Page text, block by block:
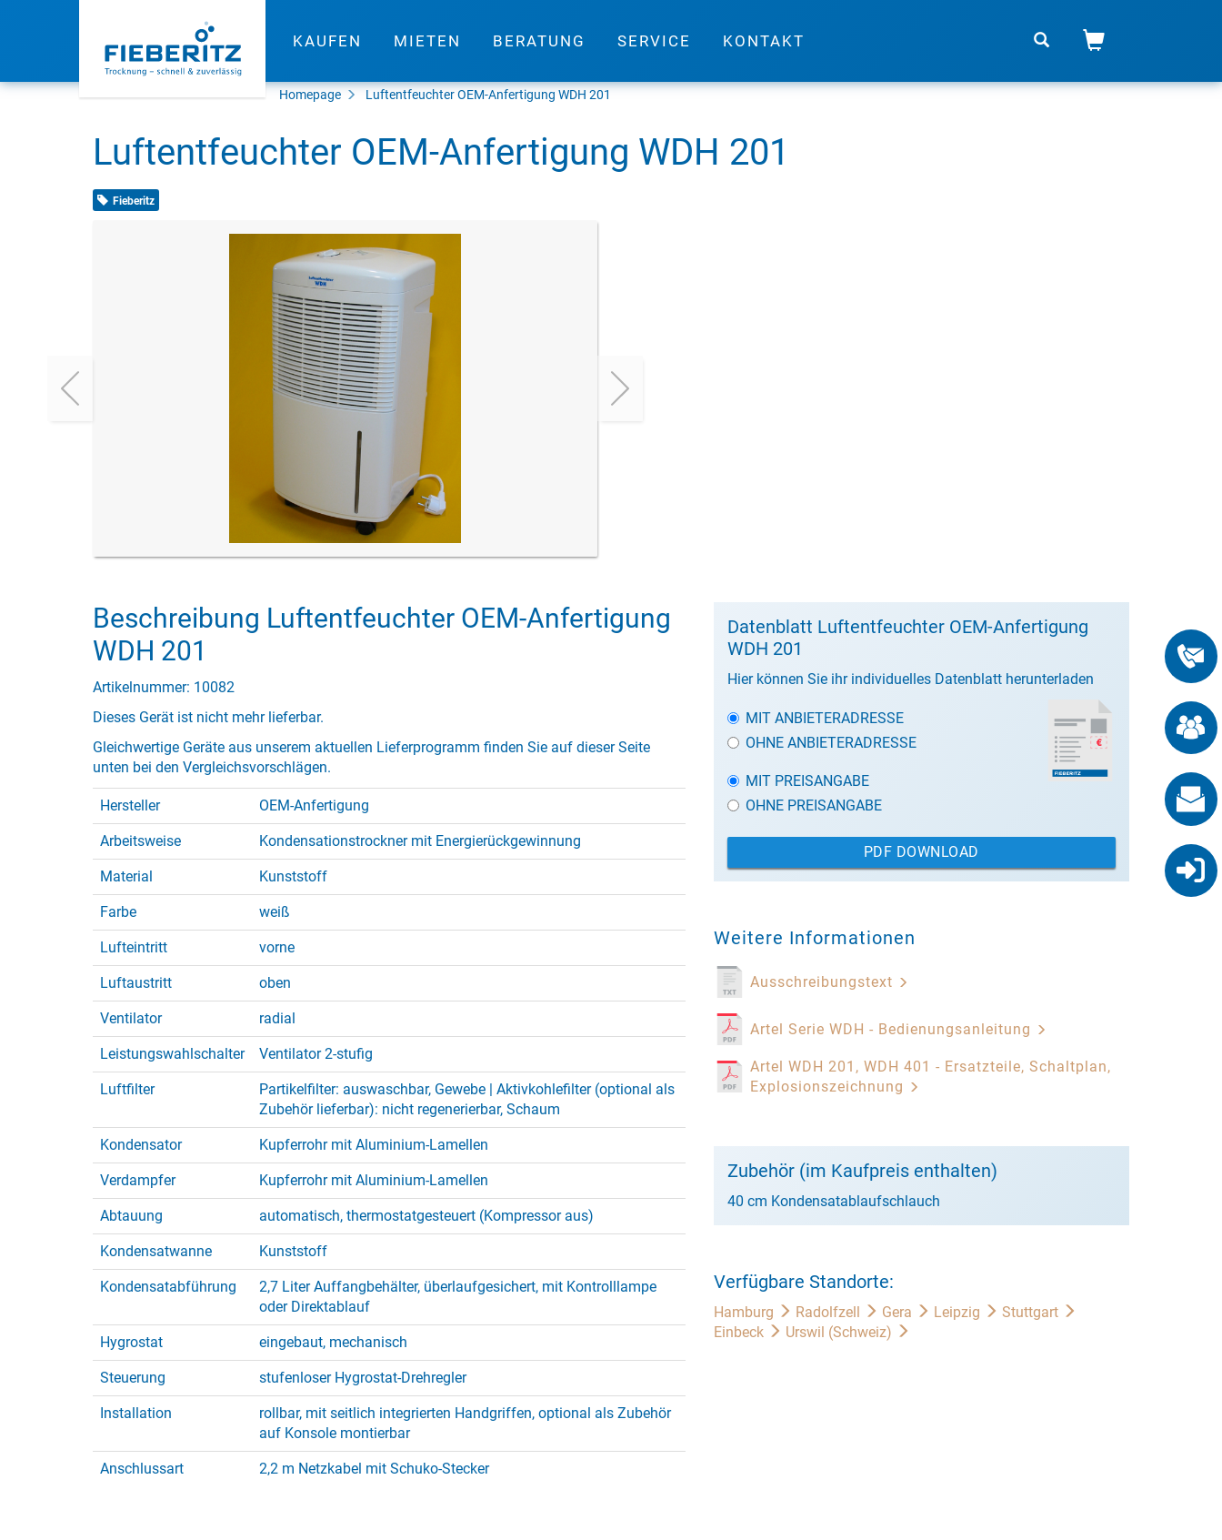
KAUFEN MIETEN BERATUNG SERVICE KONTAKT
Homepage Luftentfeuchter OEM-Anfertigung WDH 201
Luftentfeuchter OEM-Anfertigung WDH 201
Fieberitz
Beschreibung Luftentfeuchter OEM-Anfertigung
WDH 201
Artikelnummer: 10082
Dieses Gerät ist nicht mehr lieferbar.
Gleichwertige Geräte aus unserem aktuellen Lieferprogramm finden Sie auf dieser Seite
unten bei den Vergleichsvorschlägen.
Hersteller OEM-Anfertigung
Arbeitsweise Kondensationstrockner mit Energierückgewinnung
Material Kunststoff
Farbe weiß
Lufteintritt vorne
Luftaustritt oben
Ventilator radial
Leistungswahlschalter Ventilator 2-stufig
Luftfilter
Partikelfilter: auswaschbar, Gewebe | Aktivkohlefilter (optional als
Zubehör lieferbar): nicht regenerierbar, Schaum
Kondensator Kupferrohr mit Aluminium-Lamellen
Verdampfer Kupferrohr mit Aluminium-Lamellen
Abtauung automatisch, thermostatgesteuert (Kompressor aus)
Kondensatwanne Kunststoff
Kondensatabführung
2,7 Liter Auffangbehälter, überlaufgesichert, mit Kontrolllampe
oder Direktablauf
Hygrostat eingebaut, mechanisch
Steuerung stufenloser Hygrostat-Drehregler
Installation
rollbar, mit seitlich integrierten Handgriffen, optional als Zubehör
auf Konsole montierbar
Anschlussart 2,2 m Netzkabel mit Schuko-Stecker
Datenblatt Luftentfeuchter OEM-Anfertigung
WDH 201
Hier können Sie ihr individuelles Datenblatt herunterladen
MIT ANBIETERADRESSE
OHNE ANBIETERADRESSE
MIT PREISANGABE
OHNE PREISANGABE
PDF DOWNLOAD
Weitere Informationen
Ausschreibungstext
Artel Serie WDH - Bedienungsanleitung
Artel WDH 201, WDH 401 - Ersatzteile, Schaltplan,
Explosionszeichnung
Zubehör (im Kaufpreis enthalten)
40 cm Kondensatablaufschlauch
Verfügbare Standorte:
Hamburg Radolfzell Gera Leipzig
Stuttgart
Einbeck
Urswil (Schweiz)